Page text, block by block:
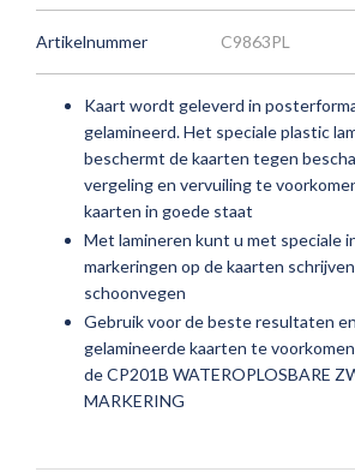
Artikelnummer C9863PL
Kaart wordt geleverd in
gelamineerd.Het speciale plastic
beschermt de kaarten tegen
vergeling en vervuiling te
kaarten in goede staat
Met lamineren kunt u met speciale
markeringen op de kaarten
schoonvegen
Gebruik voor de beste resultaten
gelamineerde kaarten te
deCP201B WATEROPLOSBARE
MARKERING